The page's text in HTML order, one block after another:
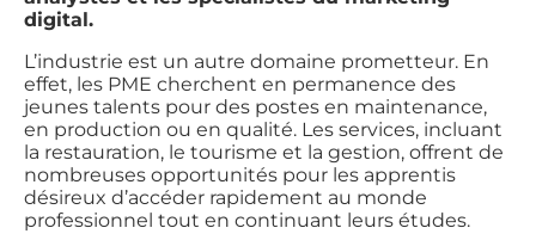
digital.
L’industrie est un autre domaine prometteur. En
effet, les PME cherchent en permanence des
jeunes talents pour des postes en maintenance,
en production ou en qualité. Les services, incluant
la restauration, le tourisme et la gestion, offrent de
nombreuses opportunités pour les apprentis
désireux d’accéder rapidement au monde
professionnel tout en continuant leurs études.